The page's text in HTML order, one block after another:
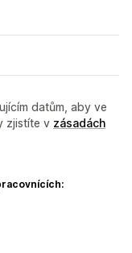
datům, aby ve
zjistíte v zásadách